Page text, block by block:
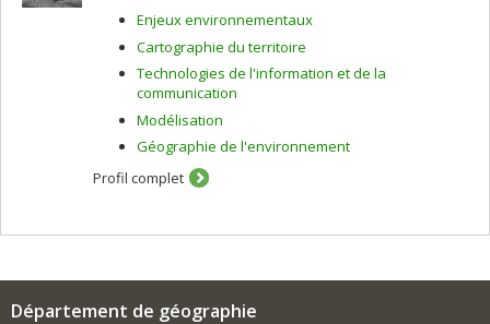
Enjeux environnementaux
Cartographie du territoire
Technologies de l'information et de la
communication
Modélisation
Géographie de l'environnement
Profil complet
Département de géographie